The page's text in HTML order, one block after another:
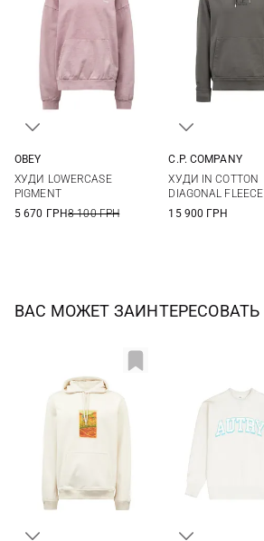
OBEY
ХУДИ LOWERCASE
PIGMENT
5 670 ГРН8 100 ГРН
C.P. COMPANY
ХУДИ IN COTTON
DIAGONAL FLEECE
15 900 ГРН
ВАС МОЖЕТ ЗАИНТЕРЕСОВАТЬ